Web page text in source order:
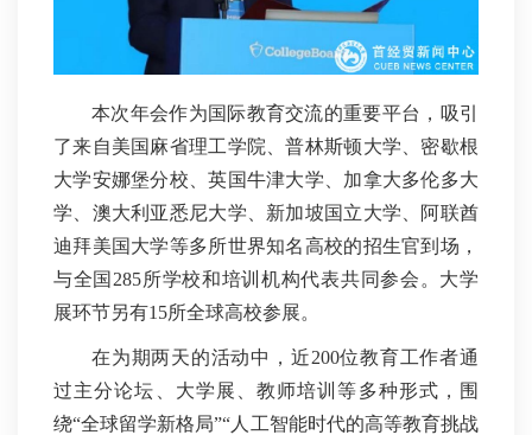
本次年会作为国际教育交流的重要平台，吸引
了来自美国麻省理工学院、普林斯顿大学、密歇根
大学安娜堡分校、英国牛津大学、加拿大多伦多大
学、澳大利亚悉尼大学、新加坡国立大学、阿联酋
迪拜美国大学等多所世界知名高校的招生官到场，
与全国285所学校和培训机构代表共同参会。大学
展环节另有15所全球高校参展。
在为期两天的活动中，近200位教育工作者通
过主分论坛、大学展、教师培训等多种形式，围
绕“全球留学新格局”“人工智能时代的高等教育挑战